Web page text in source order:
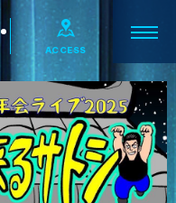
ACCESS